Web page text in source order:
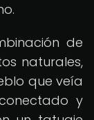
de
naturales,
que veía
y